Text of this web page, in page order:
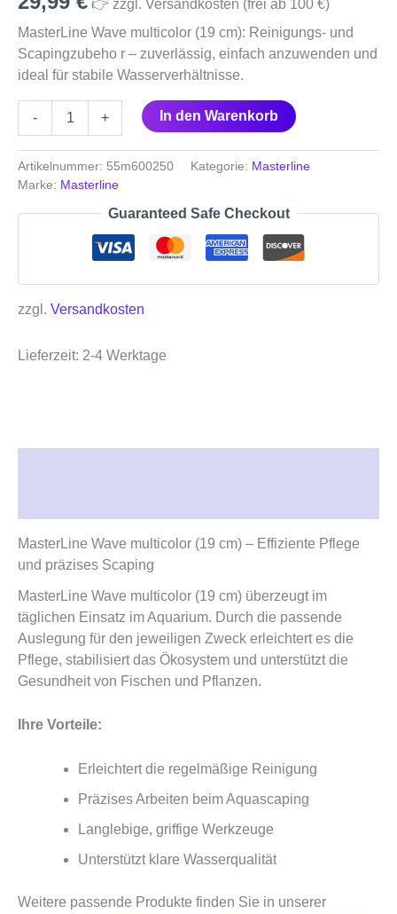
👉 zzgl. Versandkosten (frei ab 100 €)
MasterLine Wave multicolor (19 cm): Reinigungs- und
Scapingzubeho r – zuverlässig, einfach anzuwenden und
ideal für stabile Wasserverhältnisse.
- + In den Warenkorb
Artikelnummer: 55m600250 Kategorie: Masterline
Marke: Masterline
Guaranteed Safe Checkout
zzgl. Versandkosten
Lieferzeit: 2-4 Werktage
MasterLine Wave multicolor (19 cm) – Effiziente Pflege
und präzises Scaping
MasterLine Wave multicolor (19 cm) überzeugt im
täglichen Einsatz im Aquarium. Durch die passende
Auslegung für den jeweiligen Zweck erleichtert es die
Pflege, stabilisiert das Ökosystem und unterstützt die
Gesundheit von Fischen und Pflanzen.
Ihre Vorteile:
Erleichtert die regelmäßige Reinigung
Präzises Arbeiten beim Aquascaping
Langlebige, griffige Werkzeuge
Unterstützt klare Wasserqualität
Weitere passende Produkte finden Sie in unserer